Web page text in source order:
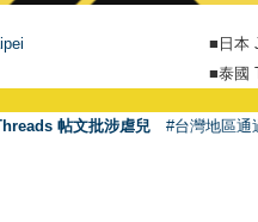
■日本
■泰國
帖文批涉虐兒 #台灣地區通